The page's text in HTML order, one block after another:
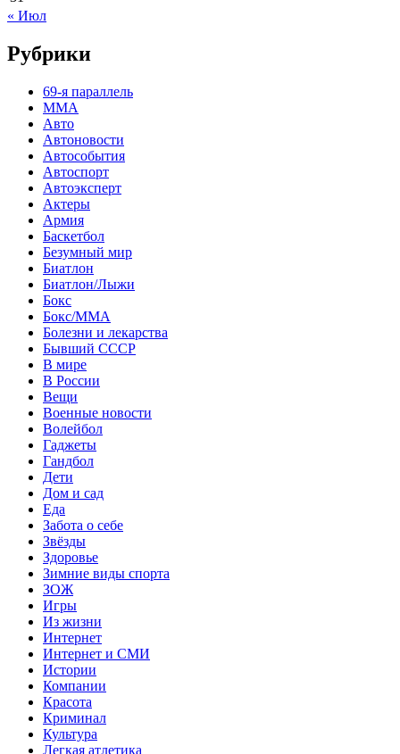
« Июл
Рубрики
69-я параллель
MMA
Авто
Автоновости
Автособытия
Автоспорт
Автоэксперт
Актеры
Армия
Баскетбол
Безумный мир
Биатлон
Биатлон/Лыжи
Бокс
Бокс/MMA
Болезни и лекарства
Бывший СССР
В мире
В России
Вещи
Военные новости
Волейбол
Гаджеты
Гандбол
Дети
Дом и сад
Еда
Забота о себе
Звёзды
Здоровье
Зимние виды спорта
ЗОЖ
Игры
Из жизни
Интернет
Интернет и СМИ
Истории
Компании
Красота
Криминал
Культура
Легкая атлетика